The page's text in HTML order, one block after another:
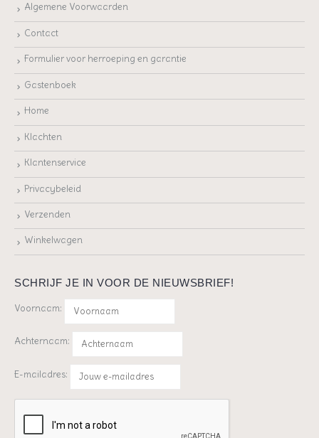
Algemene Voorwaarden
Contact
Formulier voor herroeping en garantie
Gastenboek
Home
Klachten
Klantenservice
Privacybeleid
Verzenden
Winkelwagen
SCHRIJF JE IN VOOR DE NIEUWSBRIEF!
Voornaam:
Achternaam:
E-mailadres: